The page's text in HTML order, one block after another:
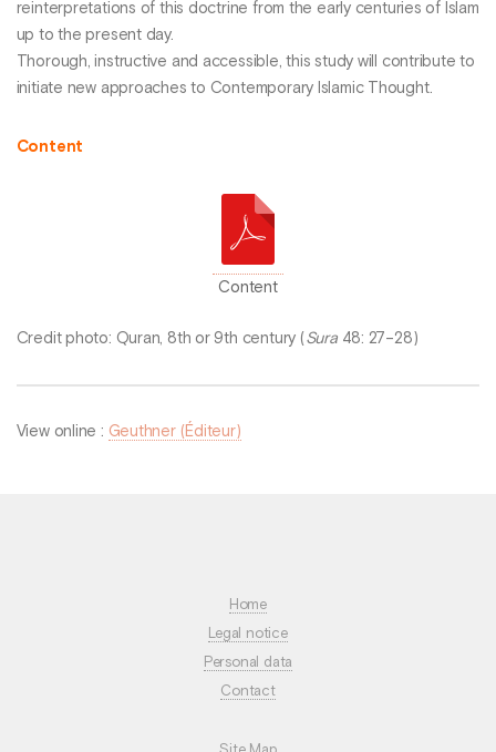
reinterpretations of this doctrine from the early centuries of Islam
up to the present day.
Thorough, instructive and accessible, this study will contribute to
initiate new approaches to Contemporary Islamic Thought.
Content
Content
Credit photo: Quran, 8th or 9th century ( Sura48: 27–28)
View online : Geuthner (Éditeur)
Home
Legal notice
Personal data
Contact